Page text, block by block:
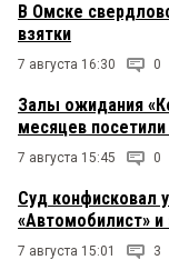
В Омске
взятки
7 августа 16:30 0
Залы ожидания
месяцев
7 августа 15:45 0
Суд конфисковал
«Автомобилист»
7 августа 15:01 3